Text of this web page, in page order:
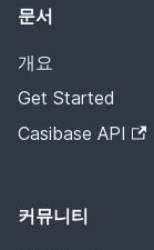
문서
개요
Get Started
Casibase API
커뮤니티